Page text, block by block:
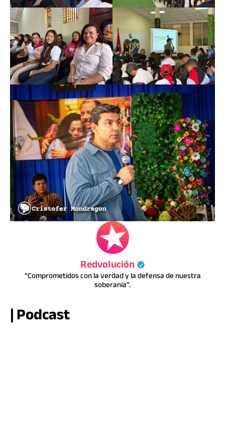
Redvolución
“Comprometidos con la verdad y la defensa de nuestra
soberanía”.
| Podcast